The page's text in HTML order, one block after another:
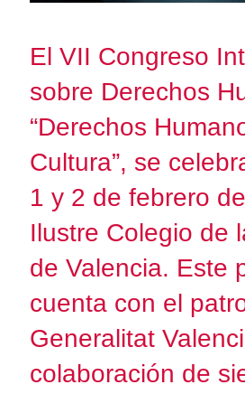
El VII Congreso
sobre Derechos
“Derechos
Cultura”, se
1 y 2 de febrero
Ilustre Colegio de
de Valencia. Este
cuenta con el
Generalitat
colaboración de